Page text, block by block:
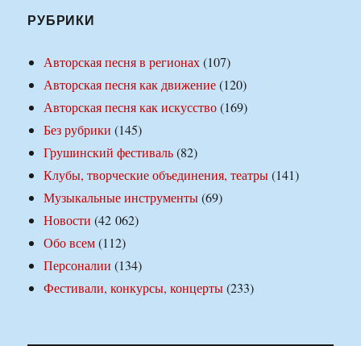
РУБРИКИ
Авторская песня в регионах(107)
Авторская песня как движение(120)
Авторская песня как искусство(169)
Без рубрики (145)
Грушинский фестиваль(82)
Клубы, творческие объединения, театры(141)
Музыкальные инструменты(69)
Новости (42 062)
Обо всем(112)
Персоналии (134)
Фестивали, конкурсы, концерты(233)